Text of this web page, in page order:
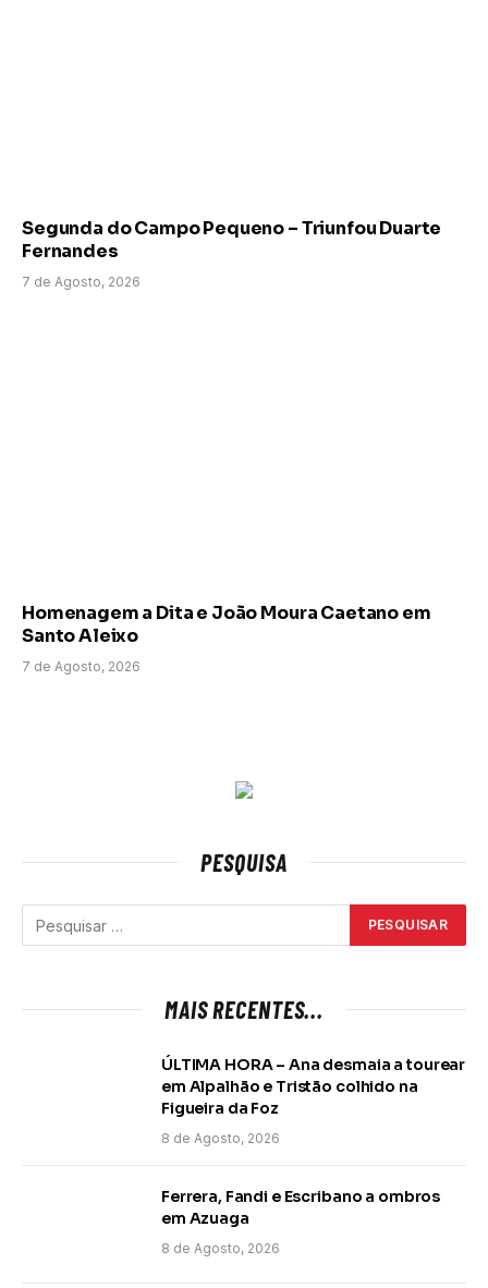
Segunda do Campo Pequeno – Triunfou Duarte
Fernandes
7 de Agosto, 2026
Homenagem a Dita e João Moura Caetano em
Santo Aleixo
7 de Agosto, 2026
PESQUISA
MAIS RECENTES...
ÚLTIMA HORA – Ana desmaia a tourear
em Alpalhão e Tristão colhido na
Figueira da Foz
8 de Agosto, 2026
Ferrera, Fandi e Escribano a ombros
em Azuaga
8 de Agosto, 2026